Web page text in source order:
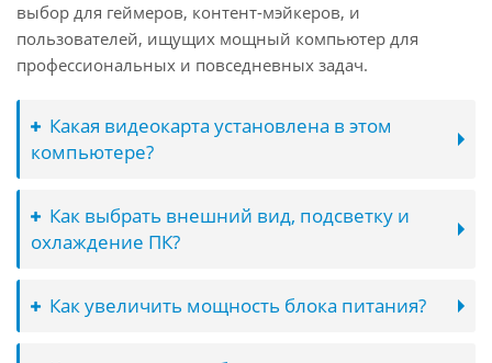
выбор для геймеров, контент-мэйкеров, и
пользователей, ищущих мощный компьютер для
профессиональных и повседневных задач.
Какая видеокарта установлена в этом
компьютере?
Как выбрать внешний вид, подсветку и
охлаждение ПК?
Как увеличить мощность блока питания?